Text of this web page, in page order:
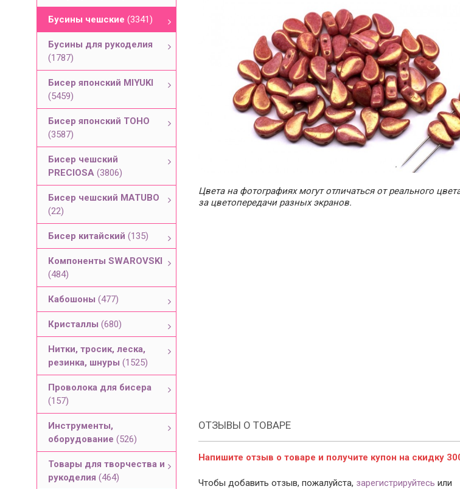
Бусины чешские (3341)
Бусины для рукоделия
(1787)
Бисер японский MIYUKI
(5459)
Бисер японский TOHO
(3587)
Бисер чешский
PRECIOSA (3806)
Бисер чешский MATUBO
(22)
Бисер китайский (135)
Компоненты SWAROVSKI
(484)
Кабошоны (477)
Кристаллы (680)
Нитки, тросик, леска,
резинка, шнуры (1525)
Проволока для бисера
(157)
Инструменты,
оборудование (526)
Товары для творчества и
рукоделия (464)
Цвета на фотографиях могут отличаться от реального
за цветопередачи разных экранов.
ОТЗЫВЫ О ТОВАРЕ
Напишите отзыв о товаре и получите купон на скидку
Чтобы добавить отзыв, пожалуйста, зарегистрируйтесь или